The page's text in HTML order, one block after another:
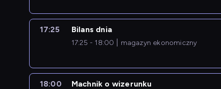
17:25 Bilans dnia
17:25 - 18:00 magazyn ekonomiczny
18:00 Machnik o wizerunku